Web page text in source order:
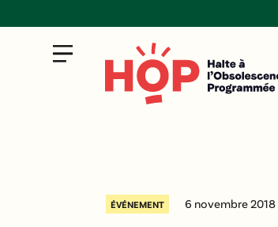
ÉVÉNEMENT 6 novembre 2018